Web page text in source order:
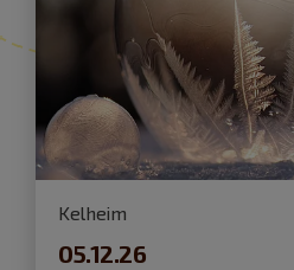
Kelheim
05.12.26